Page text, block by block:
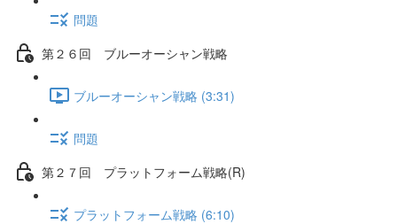
問題
第２６回 ブルーオーシャン戦略
ブルーオーシャン戦略 (3:31)
問題
第２７回 プラットフォーム戦略(R)
プラットフォーム戦略 (6:10)